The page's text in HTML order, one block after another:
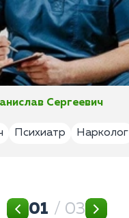
Сергеевич
Психиатр Нарколог
01 / 03